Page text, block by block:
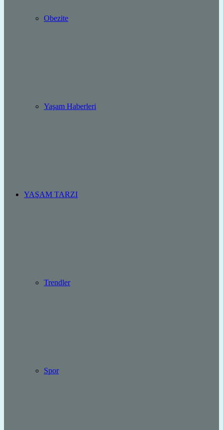
Obezite
Yaşam Haberleri
YAŞAM TARZI
Trendler
Spor